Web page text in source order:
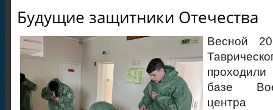
Будущие защитники Отечества
Весной
базе